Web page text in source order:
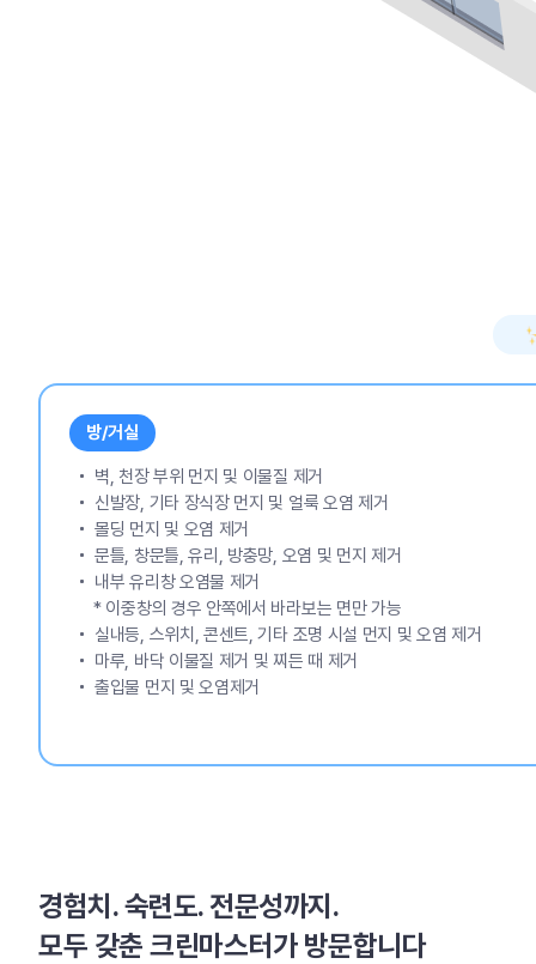
방/거실
벽, 천장 부위 먼지 및 이물질 제거
신발장, 기타 장식장 먼지 및 얼룩 오염 제거
몰딩 먼지 및 오염 제거
문틀, 창문틀, 유리, 방충망, 오염 및 먼지 제거
내부 유리창 오염물 제거
* 이중창의 경우 안쪽에서 바라보는 면만 가능
실내등, 스위치, 콘센트, 기타 조명 시설 먼지 및 오염 제거
마루, 바닥 이물질 제거 및 찌든 때 제거
출입물 먼지 및 오염제거
경험치. 숙련도. 전문성까지.
모두 갖춘 크린마스터가 방문합니다